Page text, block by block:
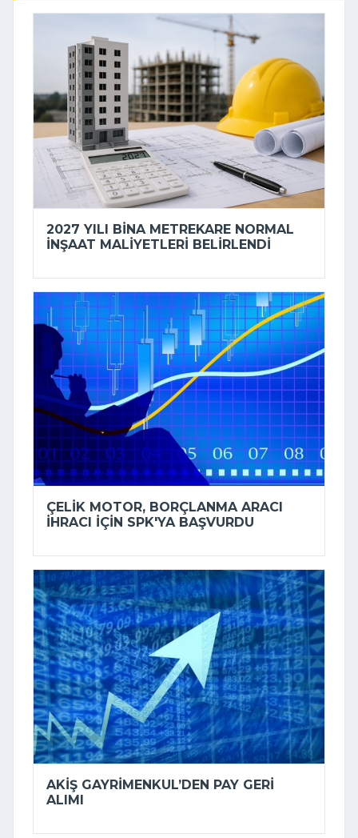
2027 YILI BINA METREKARE NORMAL
INŞAAT MALIYETLERI BELIRLENDI
ÇELIK MOTOR, BORÇLANMA ARACI
IHRACI IÇIN SPK'YA BAŞVURDU
AKIŞ GAYRIMENKUL’DEN PAY GERI
ALIMI